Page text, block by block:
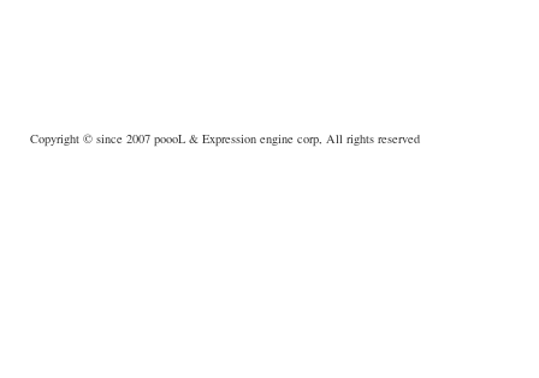
Copyright © since 2007 poooL & Expression engine corp, All rights reserved